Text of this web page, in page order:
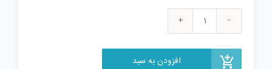
فیجت
افزودن به سبد